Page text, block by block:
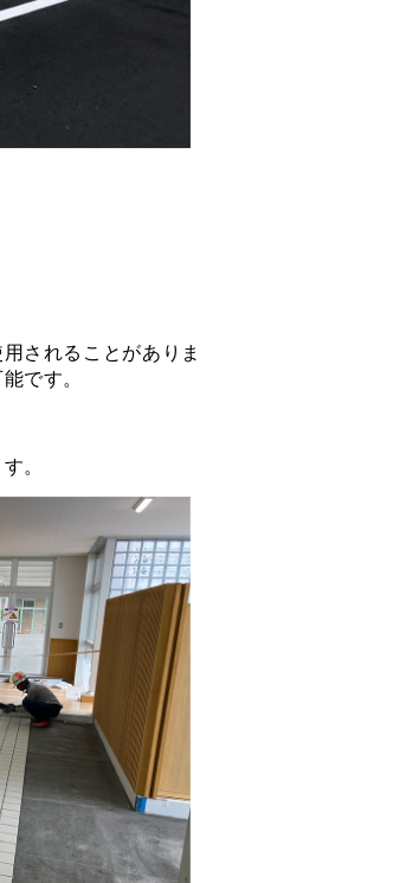
されることがありま
です。
。